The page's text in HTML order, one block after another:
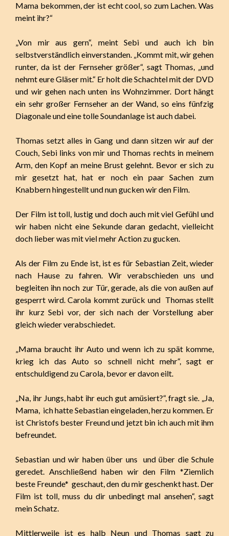
Mama bekommen, der ist echt cool, so zum Lachen. Was
meint ihr?“
„Von mir aus gern“, meint Sebi und auch ich bin
selbstverständlich einverstanden. „Kommt mit, wir gehen
runter, da ist der Fernseher größer“, sagt Thomas, „und
nehmt eure Gläser mit.“ Er holt die Schachtel mit der DVD
und wir gehen nach unten ins Wohnzimmer. Dort hängt
ein sehr großer Fernseher an der Wand, so eins fünfzig
Diagonale und eine tolle Soundanlage ist auch dabei.
Thomas setzt alles in Gang und dann sitzen wir auf der
Couch, Sebi links von mir und Thomas rechts in meinem
Arm, den Kopf an meine Brust gelehnt. Bevor er sich zu
mir gesetzt hat, hat er noch ein paar Sachen zum
Knabbern hingestellt und nun gucken wir den Film.
Der Film ist toll, lustig und doch auch mit viel Gefühl und
wir haben nicht eine Sekunde daran gedacht, vielleicht
doch lieber was mit viel mehr Action zu gucken.
Als der Film zu Ende ist, ist es für Sebastian Zeit, wieder
nach Hause zu fahren. Wir verabschieden uns und
begleiten ihn noch zur Tür, gerade, als die von außen auf
gesperrt wird. Carola kommt zurück und Thomas stellt
ihr kurz Sebi vor, der sich nach der Vorstellung aber
gleich wieder verabschiedet.
„Mama braucht ihr Auto und wenn ich zu spät komme,
krieg ich das Auto so schnell nicht mehr“, sagt er
entschuldigend zu Carola, bevor er davon eilt.
„Na, ihr Jungs, habt ihr euch gut amüsiert?“, fragt sie. „Ja,
Mama, ich hatte Sebastian eingeladen, herzu kommen. Er
ist Christofs bester Freund und jetzt bin ich auch mit ihm
befreundet.
Sebastian und wir haben über uns und über die Schule
geredet. Anschließend haben wir den Film *Ziemlich
beste Freunde* geschaut, den du mir geschenkt hast. Der
Film ist toll, muss du dir unbedingt mal ansehen“, sagt
mein Schatz.
Mittlerweile ist es halb Neun und Thomas sagt zu